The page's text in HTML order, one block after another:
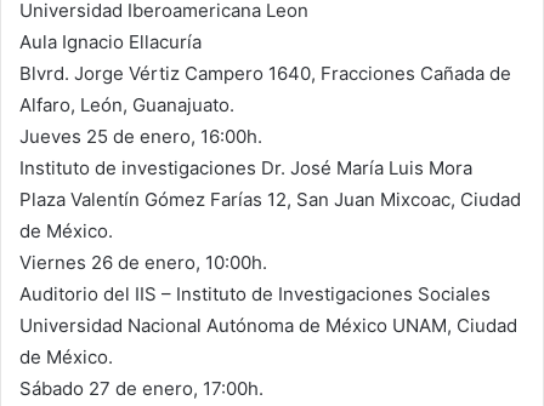
Universidad Iberoamericana Leon
Aula Ignacio Ellacuría
Blvrd. Jorge Vértiz Campero 1640, Fracciones Cañada de
Alfaro, León, Guanajuato.
Jueves 25 de enero, 16:00h.
Instituto de investigaciones Dr. José María Luis Mora
Plaza Valentín Gómez Farías 12, San Juan Mixcoac, Ciudad
de México.
Viernes 26 de enero, 10:00h.
Auditorio del IIS – Instituto de Investigaciones Sociales
Universidad Nacional Autónoma de México UNAM, Ciudad
de México.
Sábado 27 de enero, 17:00h.